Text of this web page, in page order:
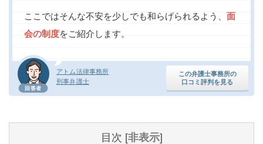
回答者
アトム法律事務所
刑事弁護士
この弁護士事務所の
口コミ評判を見る
ここではそんな不安を少しでも和らげられるよう、 面
会の制度をご紹介します。
目次 [非表示]